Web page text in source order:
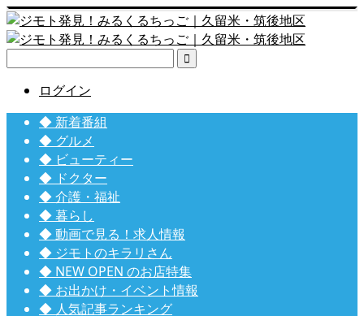

ログイン
◆ 新着番組
◆ グルメ
◆ ビューティー
◆ ドクター
◆ 介護・福祉
◆ 暮らし
◆ 動画で見る！求人情報
◆ ジモトのキラリさん
◆ NEW OPEN のお店特集
◆ お出かけ・イベント情報
◆ 人気記事ランキング